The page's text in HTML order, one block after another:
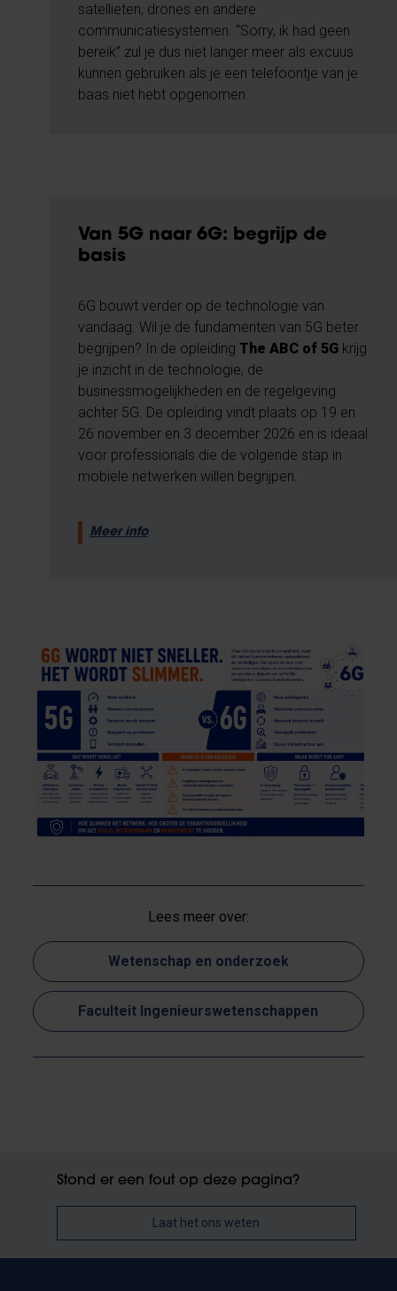
satellieten, drones en andere
communicatiesystemen. “Sorry, ik had geen
bereik” zul je dus niet langer meer als excuus
kunnen gebruiken als je een telefoontje van je
baas niet hebt opgenomen.
Van 5G naar 6G: begrijp de
basis
6G bouwt verder op de technologie van
vandaag. Wil je de fundamenten van 5G beter
begrijpen? In de opleiding The ABC of 5G krijg
je inzicht in de technologie, de
businessmogelijkheden en de regelgeving
achter 5G. De opleiding vindt plaats op 19 en
26 november en 3 december 2026 en is ideaal
voor professionals die de volgende stap in
mobiele netwerken willen begrijpen.
Meer info
Lees meer over:
Wetenschap en onderzoek
Faculteit Ingenieurswetenschappen
Stond er een fout op deze pagina?
Laat het ons weten